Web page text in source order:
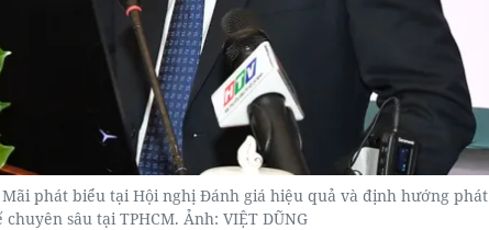
Mãi phát biểu tại Hội nghị Đánh giá hiệu quả và định hướng phát
sâu tại TPHCM. Ảnh: VIỆT DŨNG